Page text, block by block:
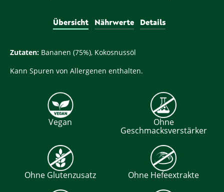
Übersicht Nährwerte Details
Zutaten: Bananen (75%), Kokosnussöl
Kann Spuren von Allergenen enthalten.
Vegan Ohne
Geschmacksverstärker
Ohne Glutenzusatz Ohne Hefeextrakte